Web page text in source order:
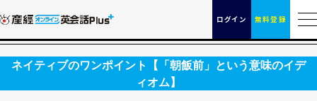
ログイン 無料登録
ネイティブのワンポイント【「朝飯前」という意味のイデ
ィオム】